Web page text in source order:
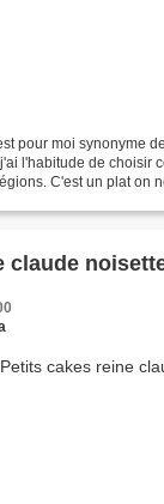
pour moi synonyme
l'habitude de choisir
C'est un plat on
claude